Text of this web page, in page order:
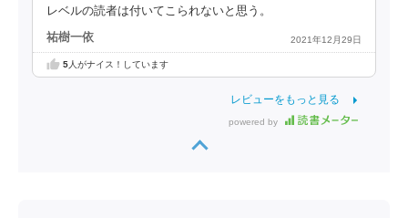
レベルの読者は付いてこられないと思う。
祐樹一依 2021年12月29日
5人がナイス！しています
レビューをもっと見る
powered by